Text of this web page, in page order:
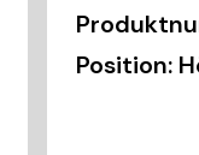
Position: